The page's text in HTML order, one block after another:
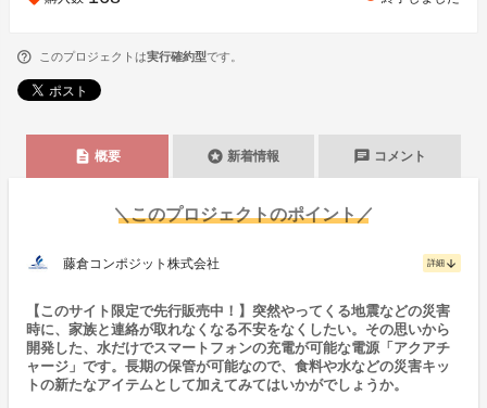
このプロジェクトは実行確約型です。
description 概要 stars 新着情報 chat コメント
＼このプロジェクトのポイント／
藤倉コンポジット株式会社 詳細 arrow_downward
【このサイト限定で先行販売中！】突然やってくる地震などの災害
時に、家族と連絡が取れなくなる不安をなくしたい。その思いから
開発した、水だけでスマートフォンの充電が可能な電源「アクアチ
ャージ」です。長期の保管が可能なので、食料や水などの災害キッ
トの新たなアイテムとして加えてみてはいかがでしょうか。